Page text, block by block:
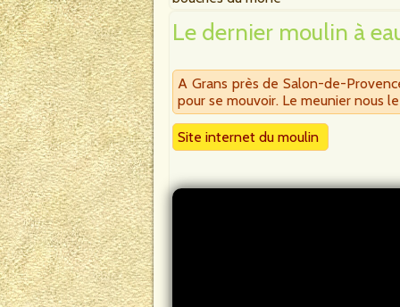
Le dernier moulin à
A Grans près de Salon-de-
pour se mouvoir. Le meunier nous
Site internet du moulin